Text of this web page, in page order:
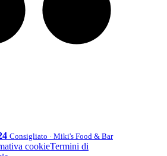
Consigliato · Miki's Food & Bar
cookieTermini di